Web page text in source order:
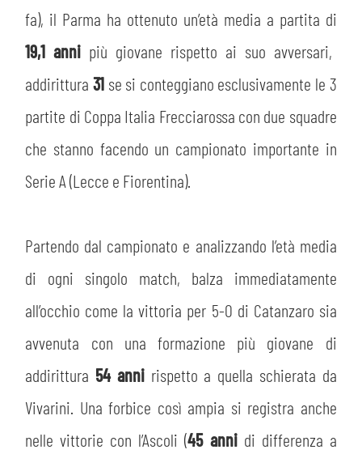
fa), il Parma ha ottenuto un’età media a partita di
19,1 anni più giovane rispetto ai suo avversari,
addirittura 31 se si conteggiano esclusivamente le 3
partite di Coppa Italia Frecciarossa con due squadre
che stanno facendo un campionato importante in
Serie A (Lecce e Fiorentina).
Partendo dal campionato e analizzando l’età media
di ogni singolo match, balza immediatamente
all’occhio come la vittoria per 5-0 di Catanzaro sia
avvenuta con una formazione più giovane di
addirittura 54 annirispetto a quella schierata da
Vivarini. Una forbice così ampia si registra anche
nelle vittorie con l’Ascoli (45 annidi differenza a